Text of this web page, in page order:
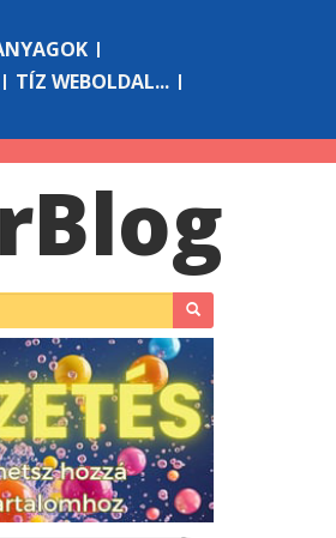
TÍZ WEBOLDAL...
Blog